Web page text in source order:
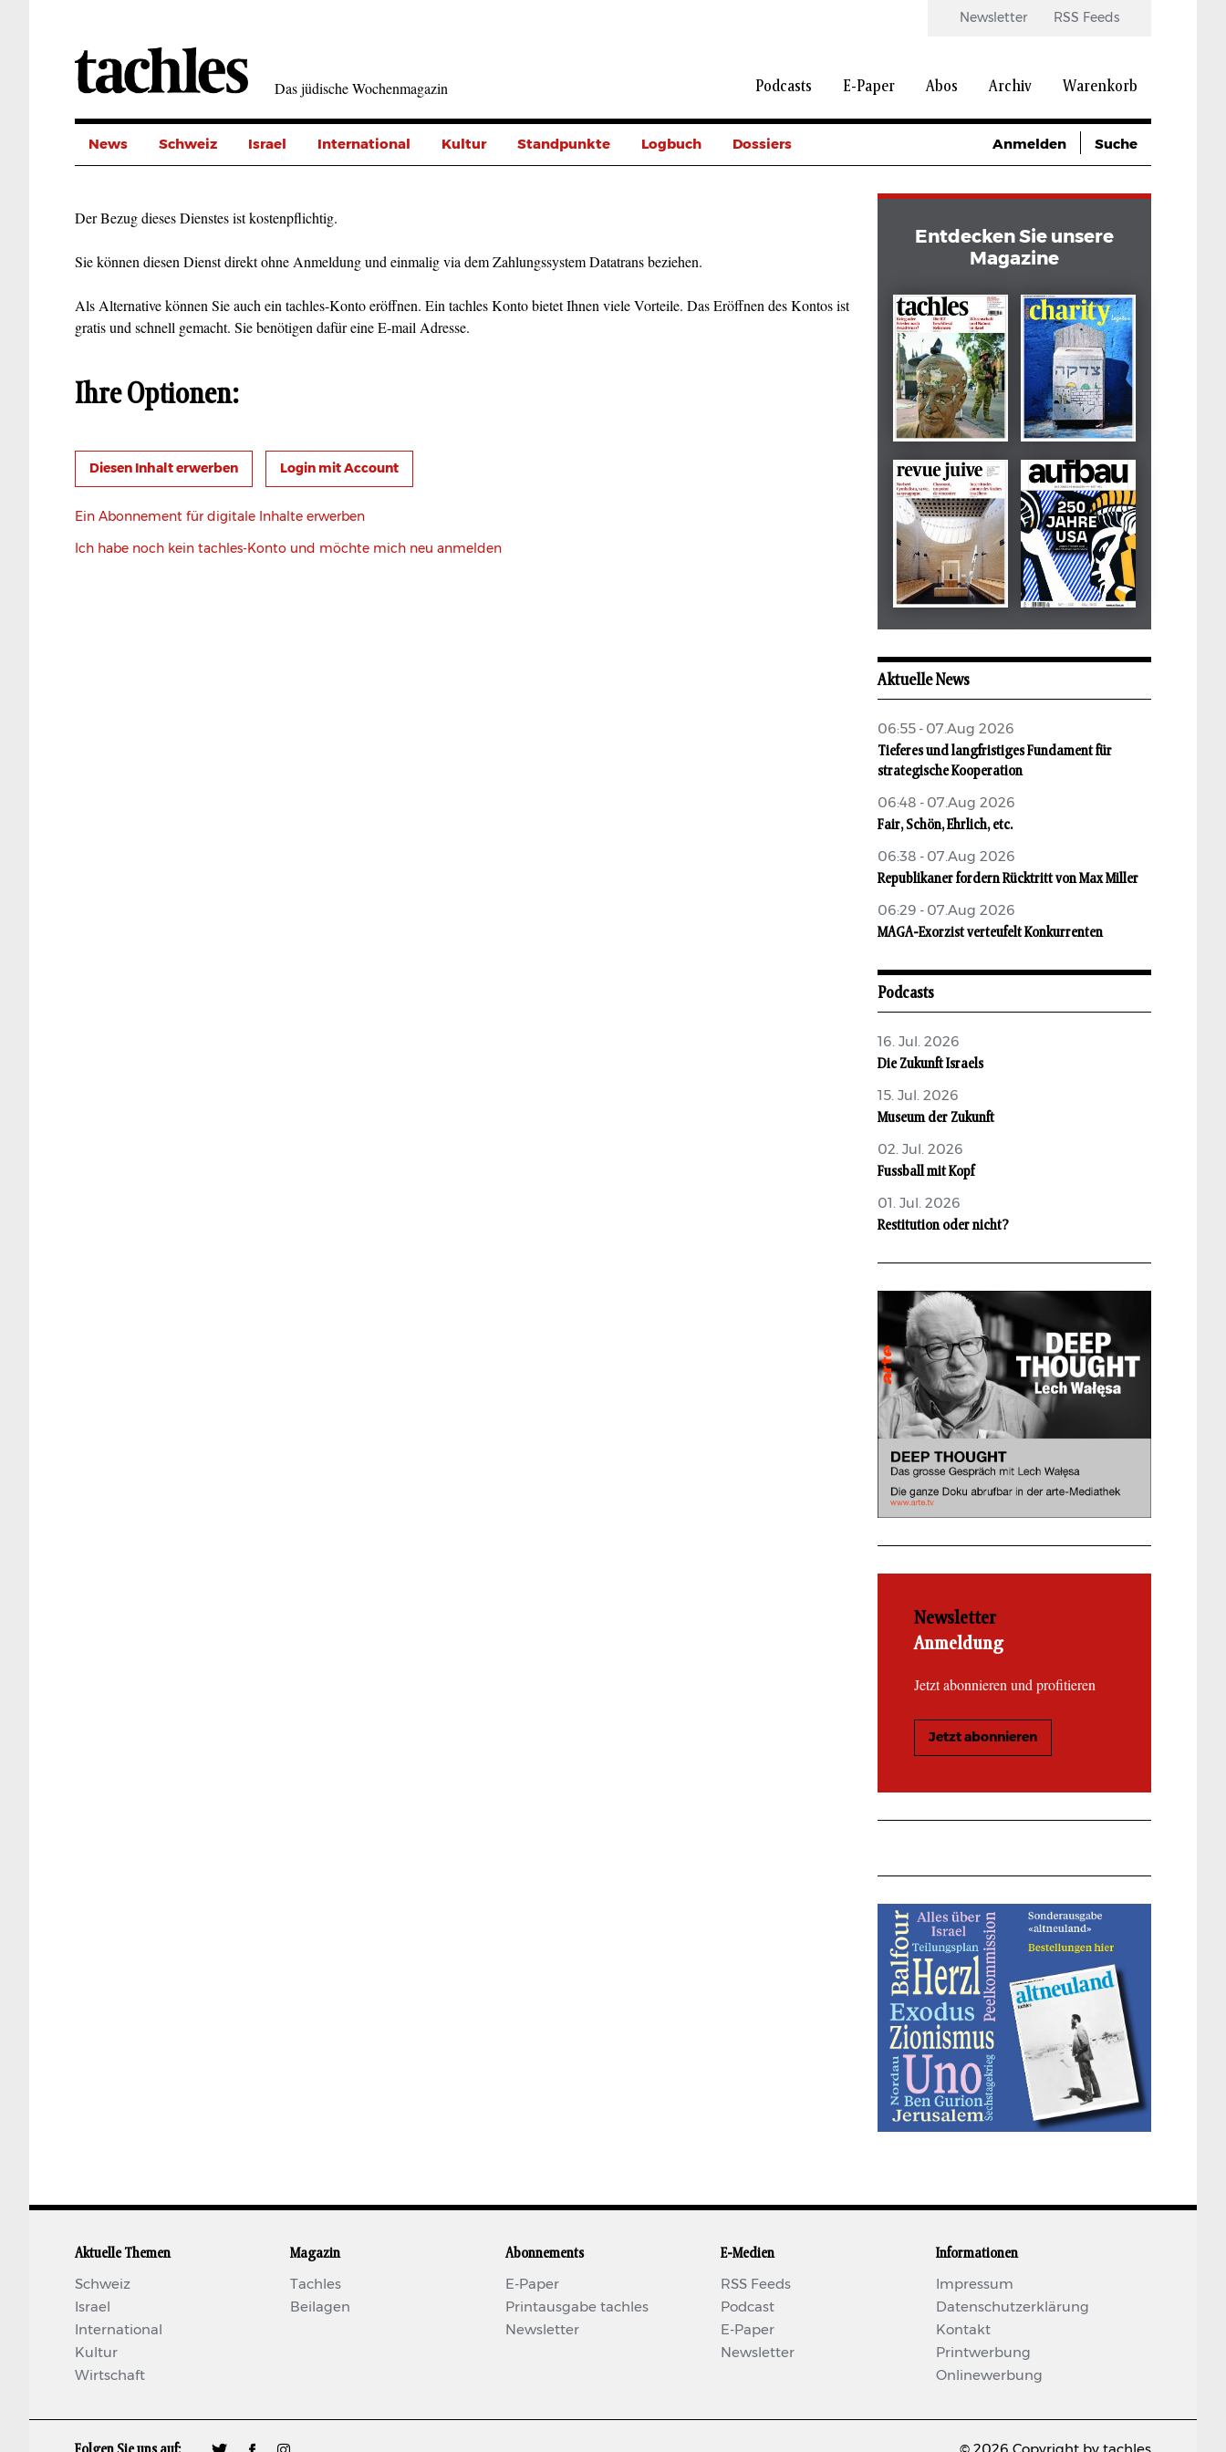
Das jüdische Wochenmagazin
Newsletter RSS Feeds
Podcasts E-Paper Abos Archiv Warenkorb
News Schweiz Israel International Kultur Standpunkte Logbuch Dossiers Anmelden Suche
Der Bezug dieses Dienstes ist kostenpflichtig.
Sie können diesen Dienst direkt ohne Anmeldung und einmalig via dem Zahlungssystem Datatrans beziehen.
Als Alternative können Sie auch ein tachles-Konto eröffnen. Ein tachles Konto bietet Ihnen viele Vorteile. Das Eröffnen des Kontos ist
gratis und schnell gemacht. Sie benötigen dafür eine E-mail Adresse.
Ihre Optionen:
Login mit Account
Ein Abonnement für digitale Inhalte erwerben
Ich habe noch kein tachles-Konto und möchte mich neu anmelden
Entdecken Sie unsere
Magazine
Dezember 2024
tachles
März 2026
Beilage
Mai 2026 Mai 2026
Aktuelle News
06:55 - 07.Aug 2026
Tieferes und langfristiges Fundament für
strategische Kooperation
06:48 - 07.Aug 2026
Fair, Schön, Ehrlich, etc.
06:38 - 07.Aug 2026
Republikaner fordern Rücktritt von Max Miller
06:29 - 07.Aug 2026
MAGA-Exorzist verteufelt Konkurrenten
Podcasts
16. Jul. 2026
Die Zukunft Israels
15. Jul. 2026
Museum der Zukunft
02. Jul. 2026
Fussball mit Kopf
01. Jul. 2026
Restitution oder nicht?
Newsletter
Anmeldung
Jetzt abonnieren und profitieren
Jetzt abonnieren
Aktuelle Themen
Schweiz
Israel
International
Kultur
Wirtschaft
Magazin
Tachles
Beilagen
Abonnements
E-Paper
Printausgabe tachles
Newsletter
E-Medien
RSS Feeds
Podcast
E-Paper
Newsletter
Informationen
Impressum
Datenschutzerklärung
Kontakt
Printwerbung
Onlinewerbung